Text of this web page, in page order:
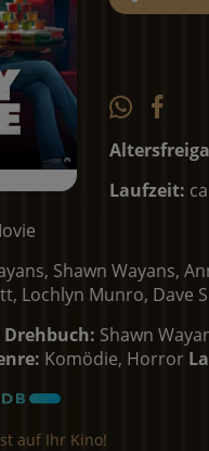
Laufzeit:
Shawn Wayans,
Lochlyn Munro, Dave
Drehbuch: Shawn
Komödie, Horror
auf Ihr Kino!